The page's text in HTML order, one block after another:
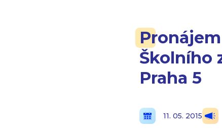
Školního
Praha 5
11. 05. 2015